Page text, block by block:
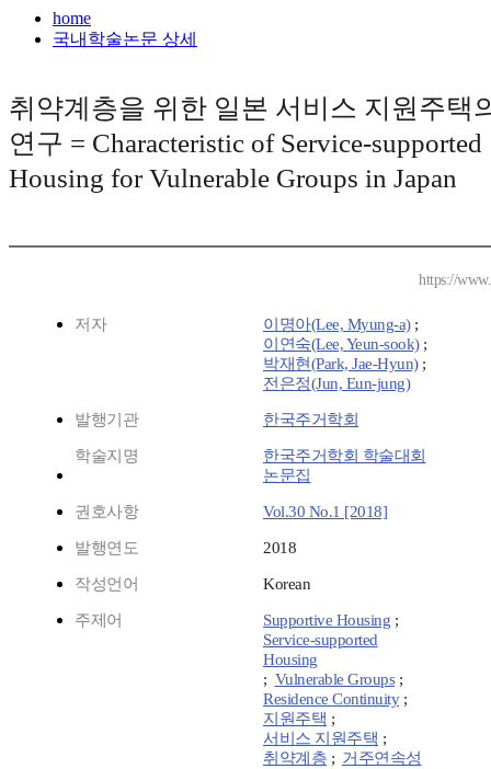
home
국내학술논문 상세
취약계층을 위한 일본 서비스 지원주택
연구 = Characteristic of Service-supported
Housing for Vulnerable Groups in Japan
https://
저자 이명아(Lee, Myung-a);
이연숙(Lee, Yeun-sook);
박재현(Park, Jae-Hyun);
전은정(Jun, Eun-jung)
발행기관 한국주거학회
학술지명
한국주거학회 학술대회
논문집
권호사항 Vol.30 No.1 [2018]
발행연도 2018
작성언어 Korean
주제어 Supportive Housing ;
Service-supported
Housing
; Vulnerable Groups;
Residence Continuity;
지원주택 ;
서비스 지원주택 ;
취약계층 ; 거주연속성